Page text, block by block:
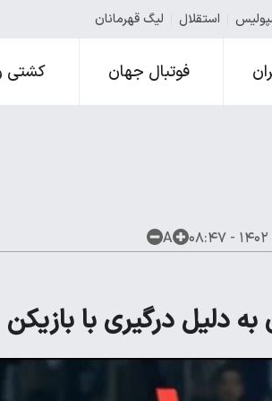
استقلال لیگ قهرمانان
فوتبال جهان کشتی
A
دلیل درگیری با بازیکن